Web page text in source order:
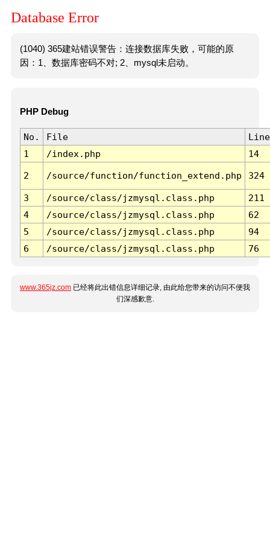
Database Error
(1040) 365建站错误警告：连接数据库失败，可能的原
因：1、数据库密码不对; 2、mysql未启动。
PHP Debug
No. File
Line
1
/index.php 14
2 /source/function/function_extend.php 324
3 /source/class/jzmysql.class.php
211
4
/source/class/jzmysql.class.php
62
5
/source/class/jzmysql.class.php
94
6
/source/class/jzmysql.class.php 76
www.365jz.com 已经将此出错信息详细记录, 由此给您带来的访问不便我
们深感歉意.